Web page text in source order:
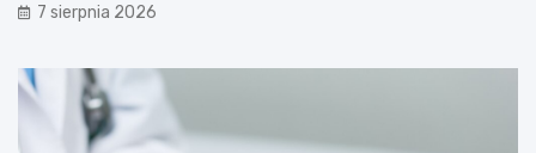
7 sierpnia 2026